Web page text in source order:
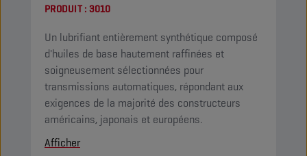
PRODUIT : 3010
Un lubrifiant entièrement synthétique composé
d'huiles de base hautement raffinées et
soigneusement sélectionnées pour
transmissions automatiques, répondant aux
exigences de la majorité des constructeurs
américains, japonais et européens.
Afficher